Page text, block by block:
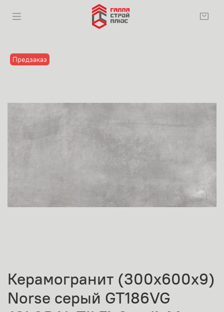
Предзаказ
Керамогранит (300х600х9)
Norse серый GT186VG